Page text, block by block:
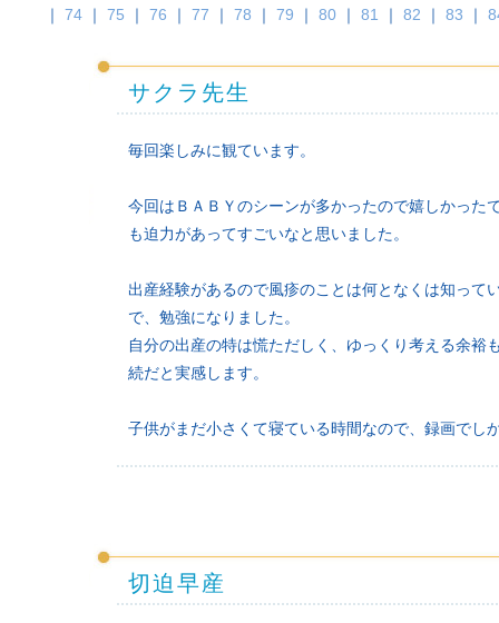
｜ 74 ｜ 75 ｜ 76 ｜ 77 ｜ 78 ｜ 79 ｜ 80 ｜ 81 ｜ 82 ｜ 83 ｜
サクラ先生
毎回楽しみに観ています。
今回はＢＡＢＹのシーンが多かったので嬉しかった
も迫力があってすごいなと思いました。
出産経験があるので風疹のことは何となくは知って
で、勉強になりました。
自分の出産の特は慌ただしく、ゆっくり考える余
続だと実感します。
子供がまだ小さくて寝ている時間なので、録画で
切迫早産